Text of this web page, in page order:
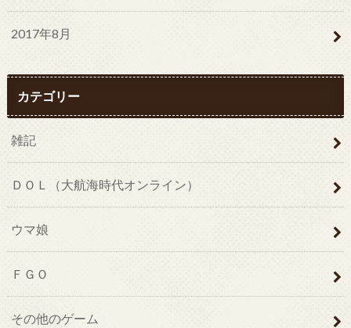
2017年8月
カテゴリー
雑記
ＤＯＬ（大航海時代オンライン）
ウマ娘
ＦＧＯ
その他のゲーム